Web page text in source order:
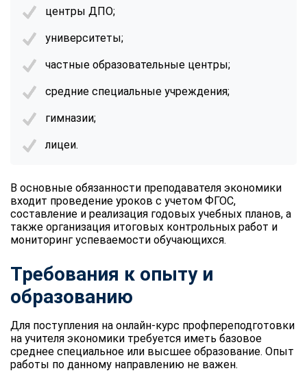
центры ДПО;
университеты;
частные образовательные центры;
средние специальные учреждения;
гимназии;
лицеи.
В основные обязанности преподавателя экономики
входит проведение уроков с учетом ФГОС,
составление и реализация годовых учебных планов, а
также организация итоговых контрольных работ и
мониторинг успеваемости обучающихся.
Требования к опыту и
образованию
Для поступления на онлайн-курс профпереподготовки
на учителя экономики требуется иметь базовое
среднее специальное или высшее образование. Опыт
работы по данному направлению не важен.
online
Мессенджеры
Telegram
Max